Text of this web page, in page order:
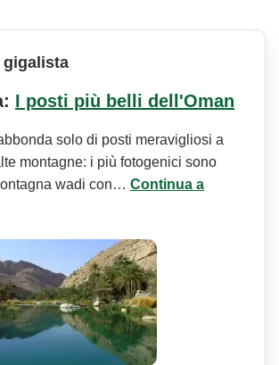
gigalista
I posti più belli dell'Oman
solo di posti meravigliosi a
montagne: i più fotogenici sono
wadi con… Continua a